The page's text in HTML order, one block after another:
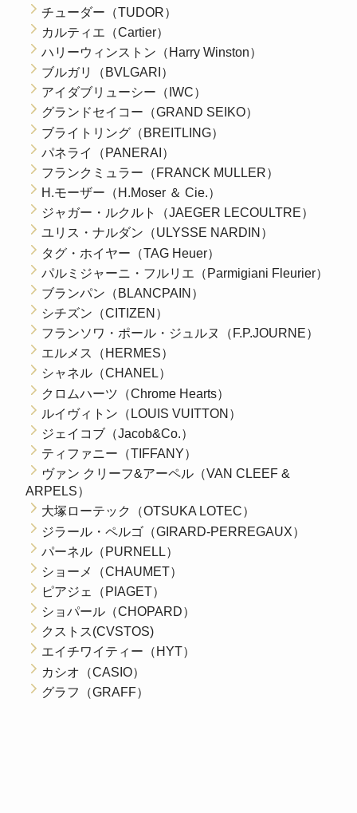
チューダー（TUDOR）
カルティエ（Cartier）
ハリーウィンストン（Harry Winston）
ブルガリ（BVLGARI）
アイダブリューシー（IWC）
グランドセイコー（GRAND SEIKO）
ブライトリング（BREITLING）
パネライ（PANERAI）
フランクミュラー（FRANCK MULLER）
H.モーザー（H.Moser ＆ Cie.）
ジャガー・ルクルト（JAEGER LECOULTRE）
ユリス・ナルダン（ULYSSE NARDIN）
タグ・ホイヤー（TAG Heuer）
パルミジャーニ・フルリエ（Parmigiani Fleurier）
ブランパン（BLANCPAIN）
シチズン（CITIZEN）
フランソワ・ポール・ジュルヌ（F.P.JOURNE）
エルメス（HERMES）
シャネル（CHANEL）
クロムハーツ（Chrome Hearts）
ルイヴィトン（LOUIS VUITTON）
ジェイコブ（Jacob&Co.）
ティファニー（TIFFANY）
ヴァン クリーフ&アーペル（VAN CLEEF &
ARPELS）
大塚ローテック（OTSUKA LOTEC）
ジラール・ペルゴ（GIRARD-PERREGAUX）
パーネル（PURNELL）
ショーメ（CHAUMET）
ピアジェ（PIAGET）
ショパール（CHOPARD）
クストス(CVSTOS)
エイチワイティー（HYT）
カシオ（CASIO）
グラフ（GRAFF）